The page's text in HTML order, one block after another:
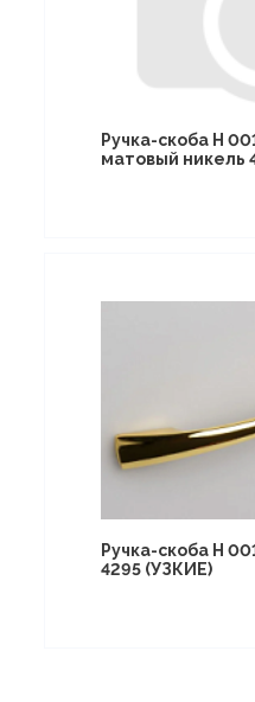
Ручка-скоба Н
матовый никель
Ручка-скоба Н
4295 (УЗКИЕ)